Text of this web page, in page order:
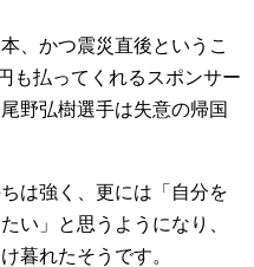
、かつ震災直後というこ
も払ってくれるスポンサー
野弘樹選手は失意の帰国
は強く、更には「自分を
い」と思うようになり、
暮れたそうです。